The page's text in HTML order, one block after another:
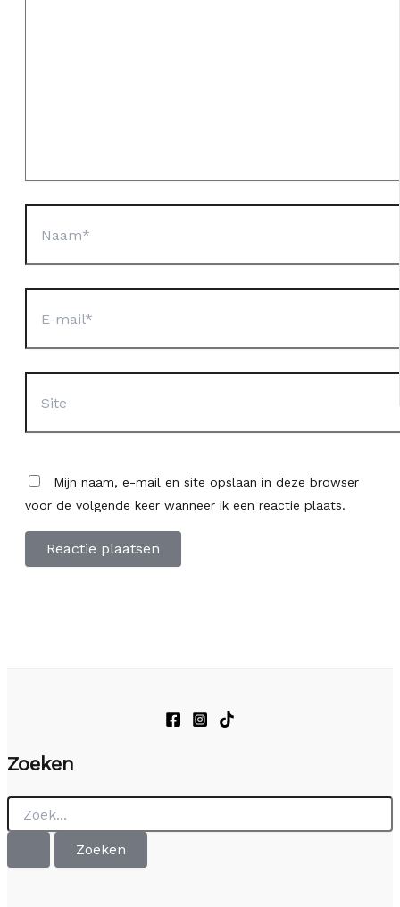
mail*
Mijn naam, e-mail en site opslaan in deze browser
voor de volgende keer wanneer ik een reactie plaats.
Zoeken
Zoek
naar: